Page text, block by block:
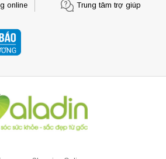
online Trung tâm trợ giúp